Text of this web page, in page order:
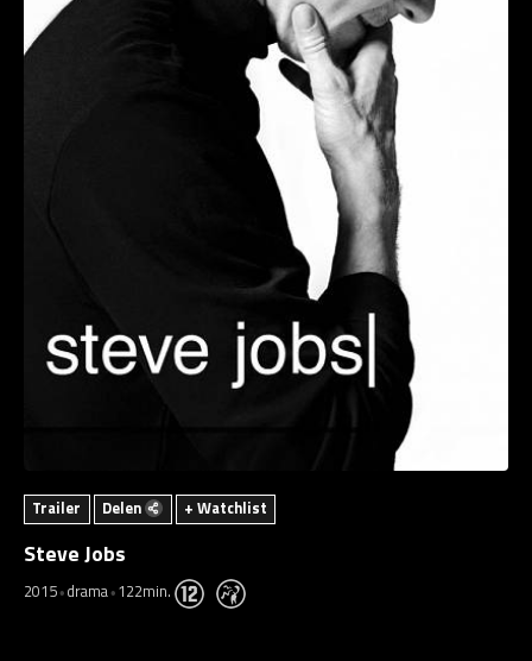
Trailer Delen + Watchlist
Steve Jobs
2015 drama 122min.